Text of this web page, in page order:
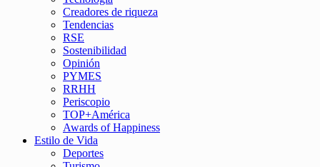
Creadores de riqueza
Tendencias
RSE
Sostenibilidad
Opinión
PYMES
RRHH
Periscopio
TOP+América
Awards of Happiness
Estilo de Vida
Deportes